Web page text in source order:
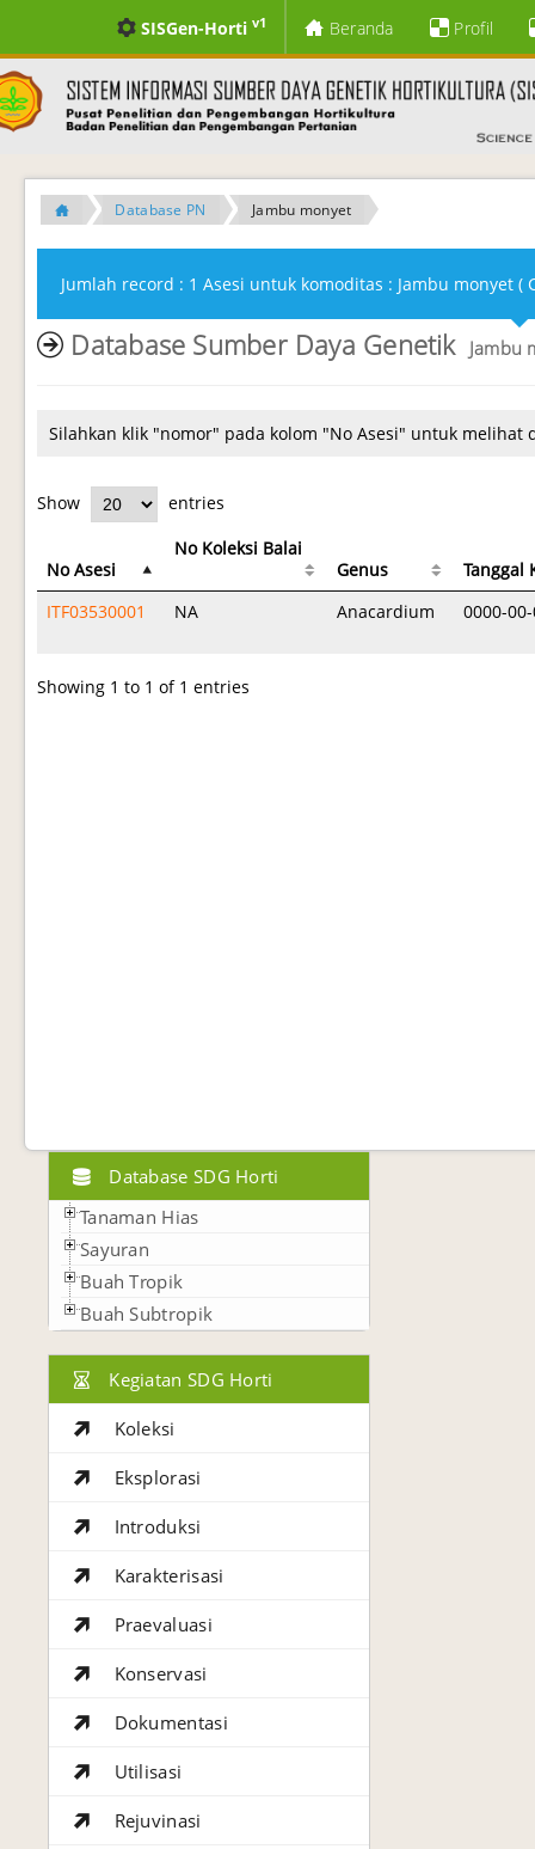
SISGen-Hortiv1 Beranda Profil
Database PN Jambu monyet
Jumlah record : 1 Asesi untuk komoditas : Jambu monyet (
Database Sumber Daya Genetik Jambu
Silahkan klik "nomor" pada kolom "No Asesi" untuk melihat
Show entries
No Asesi
No Koleksi Balai
Genus
Tanggal
ITF03530001
NA Anacardium 0000-
Showing 1 to 1 of 1 entries
Database SDG Horti
Tanaman Hias
Sayuran
Buah Tropik
Buah Subtropik
Kegiatan SDG Horti
Koleksi
Eksplorasi
Introduksi
Karakterisasi
Praevaluasi
Konservasi
Dokumentasi
Utilisasi
Rejuvinasi